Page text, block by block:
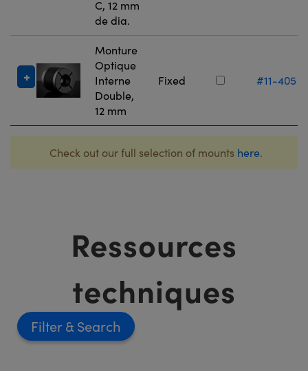
C, 12 mm
de dia.
Monture
Optique
Interne
Double,
12 mm
Fixed #11-405
Check out our full selection of mounts here.
Ressources
techniques
Filter